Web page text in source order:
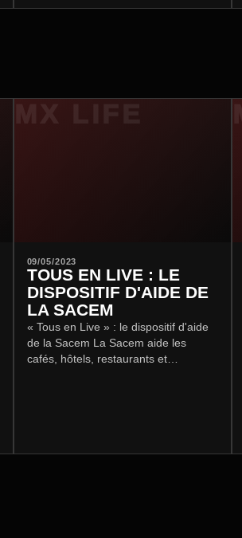
09/05/2023
TOUS EN LIVE : LE
DISPOSITIF D'AIDE DE
LA SACEM
« Tous en Live » : le dispositif d'aide
de la Sacem La Sacem aide les
cafés, hôtels, restaurants et